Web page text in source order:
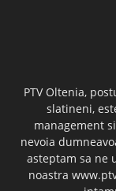
PTV Oltenia,
slatineni,
management
nevoia
asteptam sa ne
noastra